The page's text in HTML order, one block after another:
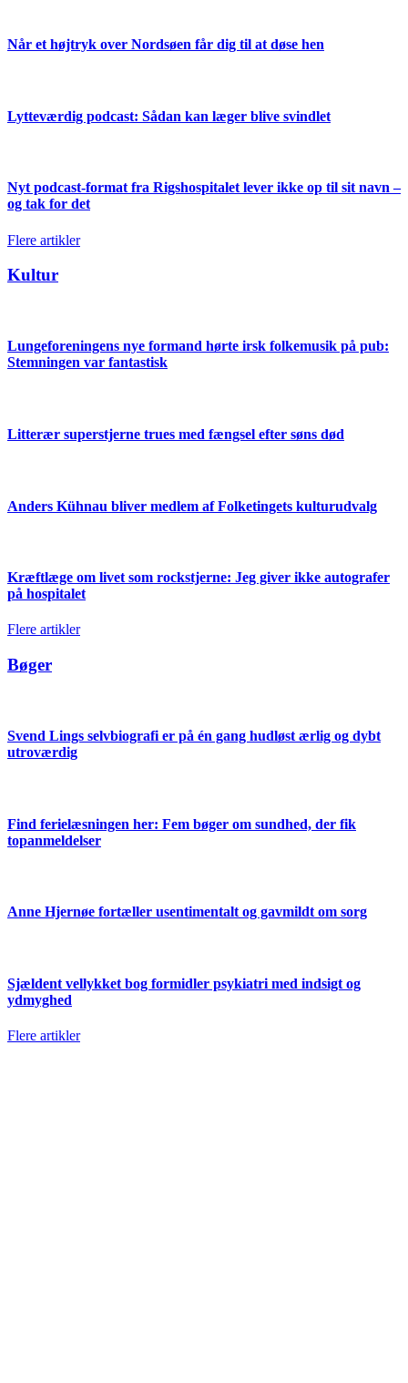
Når et højtryk over Nordsøen får dig til at døse hen
Lytteværdig podcast: Sådan kan læger blive svindlet
Nyt podcast-format fra Rigshospitalet lever ikke op til sit navn –
og tak for det
Flere artikler
Kultur
Lungeforeningens nye formand hørte irsk folkemusik på pub:
Stemningen var fantastisk
Litterær superstjerne trues med fængsel efter søns død
Anders Kühnau bliver medlem af Folketingets kulturudvalg
Kræftlæge om livet som rockstjerne: Jeg giver ikke autografer
på hospitalet
Flere artikler
Bøger
Svend Lings selvbiografi er på én gang hudløst ærlig og dybt
utroværdig
Find ferielæsningen her: Fem bøger om sundhed, der fik
topanmeldelser
Anne Hjernøe fortæller usentimentalt og gavmildt om sorg
Sjældent vellykket bog formidler psykiatri med indsigt og
ydmyghed
Flere artikler